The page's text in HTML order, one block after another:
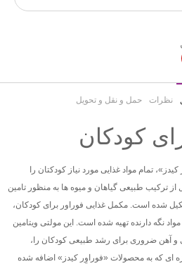
نظرات حمل و نقل و تحویل
کودکان
تمام مواد غذایی مورد نیاز کودکتان را
ترکیب طبیعی گیاهان و میوه ها به منظور تامین
شده است. مکمل غذایی فوراور برای کودکان،
نگه دارنده تهیه شده است. این مولتی ویتامین
و آهن ضروری برای رشد طبیعی کودکان را،
ای که به محصولات «فوراوِر کیدز» اضافه شده